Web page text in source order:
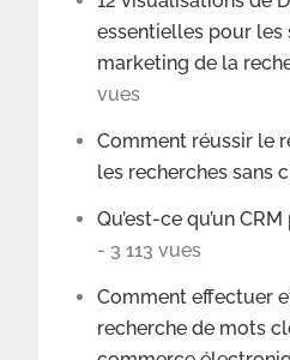
essentielles pour les
marketing de la
vues
Comment réussir le
les recherches sans
Qu’est-ce qu’un
- 3 113 vues
Comment effectuer
recherche de mots